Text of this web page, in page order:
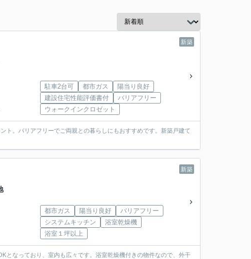
新築
駐車2台可 都市ガス
陽当り良好
建設住宅性能評価書付
バリアフリー
ウォークインクロゼット
ト。バリアフリーでご両親との暮らしにもおすすめです。新築戸建て
新築
都市ガス 陽当り良好
バリアフリー
システムキッチン
浴室乾燥機
浴室１坪以上
となっており、室内も広々です。浴室乾燥機付きの物件なので、外干